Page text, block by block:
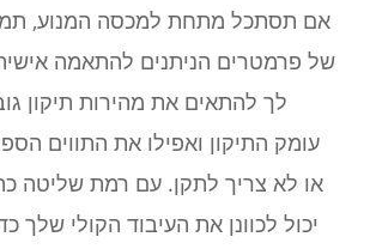
אם תסתכל מתחת למכסה המנוע,
של פרמטרים הניתנים להתאמה
לך להתאים את מהירות תיקון
עומק התיקון ואפילו את התווים
או לא צריך לתקן. עם רמת שליטה
יכול לכוונן את העיבוד הקולי שלך